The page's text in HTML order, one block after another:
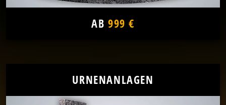
AB 999 €
URNENANLAGEN